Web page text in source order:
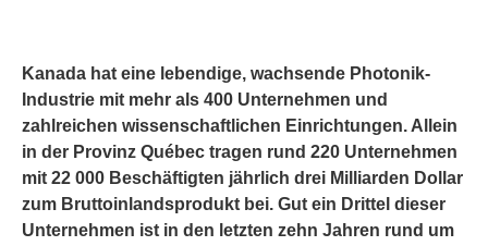
Kanada hat eine lebendige, wachsende Photonik-
Industrie mit mehr als 400 Unternehmen und
zahlreichen wissenschaftlichen Einrichtungen. Allein
in der Provinz Québec tragen rund 220 Unternehmen
mit 22 000 Beschäftigten jährlich drei Milliarden Dollar
zum Bruttoinlandsprodukt bei. Gut ein Drittel dieser
Unternehmen ist in den letzten zehn Jahren rund um